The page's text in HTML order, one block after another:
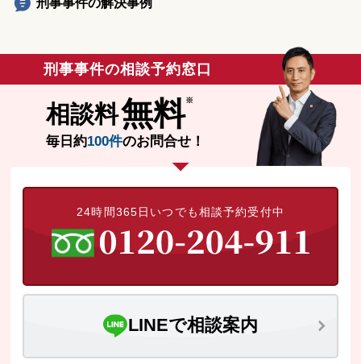
刑事事件の解決事例
刑事事件の相談予約窓口
相談料無料
毎日約100件のお問合せ！
24時間365日いつでも相談予約受付中
LINEで相談案内